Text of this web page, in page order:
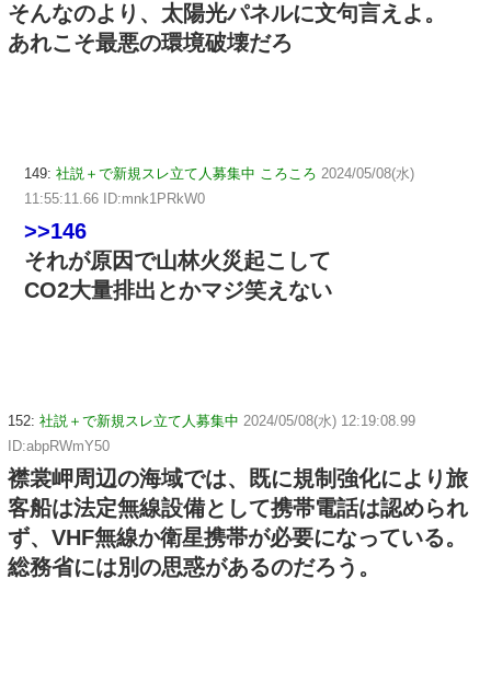
そんなのより、太陽光パネルに文句言えよ。
あれこそ最悪の環境破壊だろ
149: 社説＋で新規スレ立て人募集中 ころころ 2024/05/08(水)
11:55:11.66 ID:mnk1PRkW0
>>146
それが原因で山林火災起こして
CO2大量排出とかマジ笑えない
152: 社説＋で新規スレ立て人募集中 2024/05/08(水) 12:19:08.99
ID:abpRWmY50
襟裳岬周辺の海域では、既に規制強化により旅
客船は法定無線設備として携帯電話は認められ
ず、VHF無線か衛星携帯が必要になっている。
総務省には別の思惑があるのだろう。